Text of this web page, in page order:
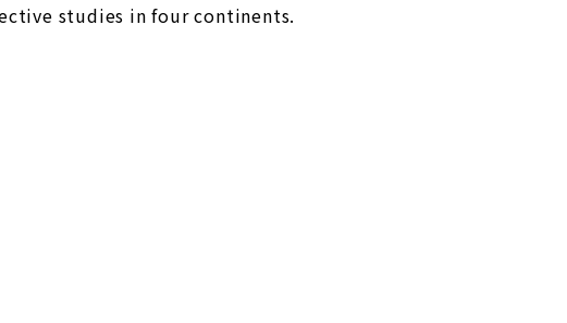
studies in four continents.